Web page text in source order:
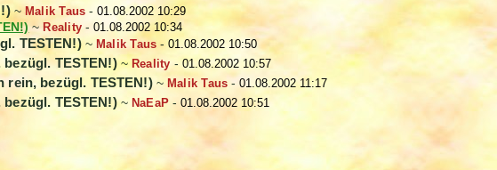
~ Malik Taus -01.08.2002 10:29
~Reality -01.08.2002 10:34
TESTEN!)~ Malik Taus -01.08.2002 10:50
TESTEN!)~ Reality - 01.08.2002 10:57
rein, bezügl. TESTEN!)~ Malik Taus -01.08.2002 11:17
TESTEN!)~ NaEaP -01.08.2002 10:51